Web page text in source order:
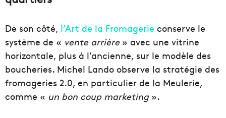
De son côté, l’Art de la Fromagerie conserve le
système de « vente arrière» avec une vitrine
horizontale, plus à l’ancienne, sur le modèle des
boucheries. Michel Lando observe la stratégie des
fromageries 2.0, en particulier de la Meulerie,
comme « un bon coup marketing».